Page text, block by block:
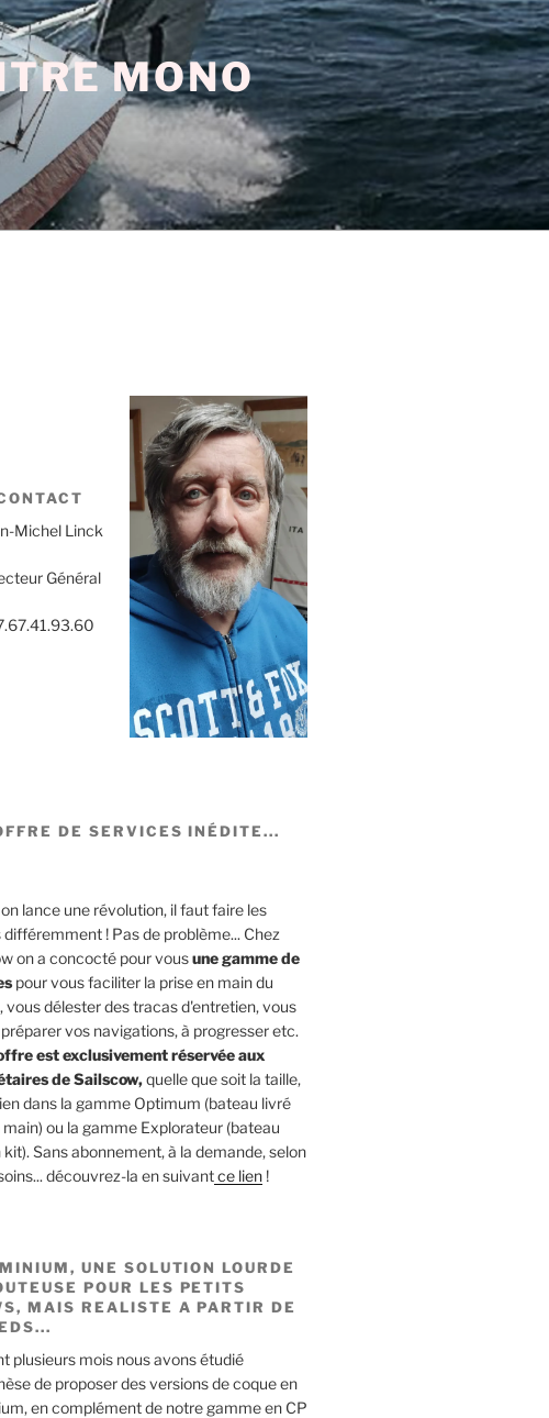
MONO
Michel Linck
Général
DE SERVICES INÉDITE...
lance une révolution, il faut faire les
différemment ! Pas de problème... Chez
on a concocté pour vousune gamme de
pour vous faciliter la prise en main du
vous délester des tracas d'entretien, vous
vos navigations, à progresser etc.
est exclusivement réservée aux
de Sailscow,quelle que soit la taille,
dans la gamme Optimum (bateau livré
main) ou la gamme Explorateur (bateau
kit). Sans abonnement, à la demande, selon
découvrez-la en suivantce lien!
UNE SOLUTION LOURDE
POUR LES PETITS
MAIS REALISTE A PARTIR DE
plusieurs mois nous avons étudié
de proposer des versions de coque en
en complément de notre gamme en CP